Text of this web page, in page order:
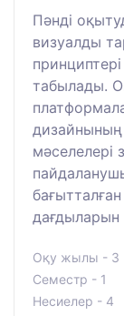
Пәнді
визуалды
табылады.
мәселелері
дағдыларын
Оқу жылы - 3
Семестр - 1
Несиелер - 4